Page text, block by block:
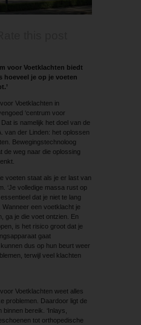
voor Voetklachten biedt
hoeveel je op je voeten
Voetklachten in
‘centrum voor
is namelijk het doel van de
van der Linden: het oplossen
Bewegingstechnoloog
de weg naar die oplossing
voeten staat als je er last van
‘Je volledige massa rust op
dat je niet te lang
een voetklacht je
ga je die voet ontzien. En
is het risico groot dat je
gaat
dus op hun beurt weer
terwijl veel klachten
Voetklachten weet alles
problemen. Daardoor ligt de
bereik. ‘Inlays,
tot orthopedische